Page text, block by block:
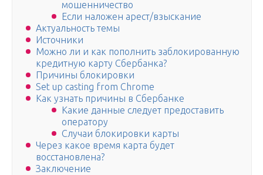
мошенничество
Если наложен арест/взыскание
Актуальность темы
Источники
Можно ли и как пополнить заблокированную
кредитную карту Сбербанка?
Причины блокировки
Set up casting from Chrome
Как узнать причины в Сбербанке
Какие данные следует предоставить
оператору
Случаи блокировки карты
Через какое время карта будет
восстановлена?
Заключение